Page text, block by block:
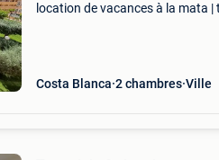
location de vacances à la mata |
Costa Blanca 2 chambres Ville